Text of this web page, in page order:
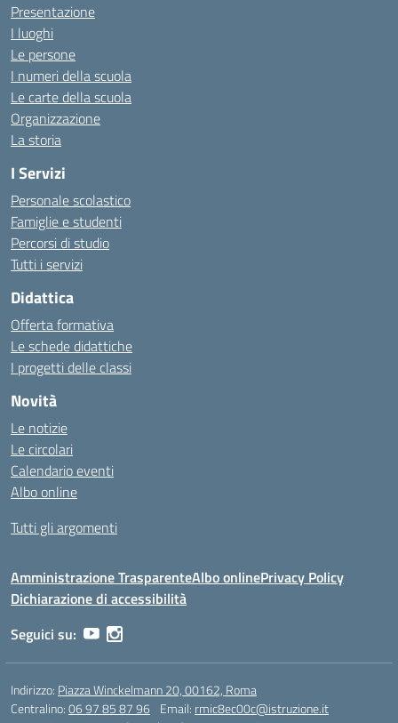
Presentazione
I luoghi
Le persone
I numeri della scuola
Le carte della scuola
Organizzazione
La storia
I Servizi
Personale scolastico
Famiglie e studenti
Percorsi di studio
Tutti i servizi
Didattica
Offerta formativa
Le schede didattiche
I progetti delle classi
Novità
Le notizie
Le circolari
Calendario eventi
Albo online
Tutti gli argomenti
Amministrazione TrasparenteAlbo onlinePrivacy Policy
Dichiarazione di accessibilità
Seguici su:
Indirizzo: Piazza Winckelmann 20, 00162, Roma
Centralino:06 97 85 87 96 Email: rmic8ec00c@istruzione.it